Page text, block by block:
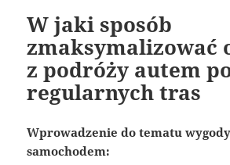
W jaki sposób
zmaksymalizować
z podróży autem
regularnych tras
Wprowadzenie do tematu
samochodem: